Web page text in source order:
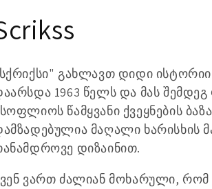
გახლავთ დიდი
1963 წელს და მას
წამყვანი ქვეყნების
მაღალი ხარისხის
დიზაინით.
ვართ ძალიან მოხარული,